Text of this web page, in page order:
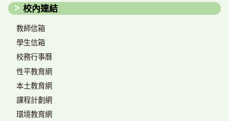
校內連結
教師信箱
學生信箱
校務行事曆
性平教育網
本土教育網
課程計劃網
環境教育網